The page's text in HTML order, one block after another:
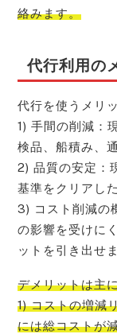
絡みます。
代行利用の
代行を使うメリ
1) 手間の削減：
検品、船積み、
2) 品質の安定：
基準をクリアし
3) コスト削減の
の影響を受けに
ットを引き出せ
デメリットは主
1) コストの増減
には総コストが